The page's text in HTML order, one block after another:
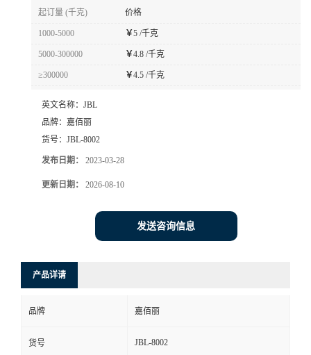
起订量 (千克) 价格
1000-5000 ￥5 /千克
5000-300000 ￥4.8 /千克
≥300000 ￥4.5 /千克
英文名称： JBL
品牌： 嘉佰丽
货号： JBL-8002
发布日期： 2023-03-28
更新日期： 2026-08-10
发送咨询信息
产品详请
品牌 嘉佰丽
货号 JBL-8002